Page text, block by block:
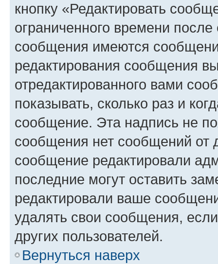
кнопку «Редактировать
ограниченного времени
сообщения имеются
редактирования сообщения
отредактированного вами
показывать, сколько раз и
сообщение. Эта надпись не
сообщения нет сообщений от
сообщение редактировали
последние могут оставить
редактировали ваше
удалять свои сообщения,
других пользователей.
Вернуться наверх